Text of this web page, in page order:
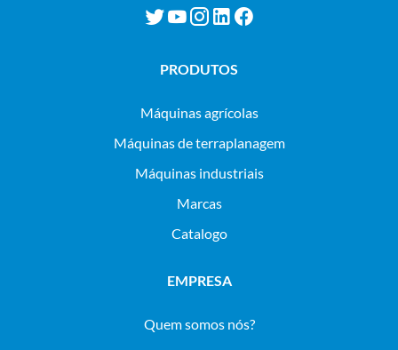
PRODUTOS
máquinas agrícolas
máquinas de terraplanagem
máquinas industriais
Marcas
Catalogo
EMPRESA
Quem somos nós?